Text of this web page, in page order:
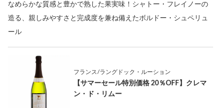
なめらかな質感と豊かで熟した果実味！シャトー・フレイノーの
造る、親しみやすさと完成度を兼ね備えたボルドー・シュペリュ
ール
フランス/ラングドック・ルーション
【サマーセール特別価格 20％OFF】クレマ
ン・ド・リムー